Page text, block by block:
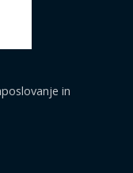
in